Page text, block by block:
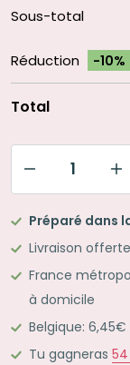
Sous-total
Réduction -10%
Total
Mon
book
de
révisions
violet
Préparé dans
Livraison
France
à domicile
Belgique:
Tu gagneras 54